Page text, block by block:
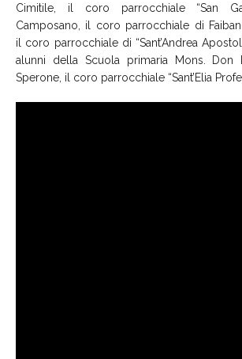
Cimitile, il coro parrocchiale “San
Camposano, il coro parrocchiale di
il coro parrocchiale di “Sant’Andrea
alunni della Scuola primaria Mons. Don
Sperone, il coro parrocchiale “Sant’Elia